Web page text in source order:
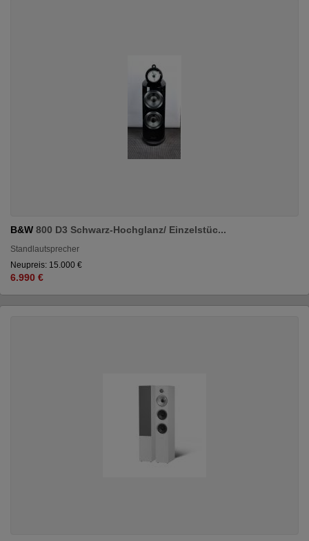
B&W 800 D3 Schwarz-Hochglanz/ Einzelstüc...
Standlautsprecher
Neupreis: 15.000 €
6.990 €